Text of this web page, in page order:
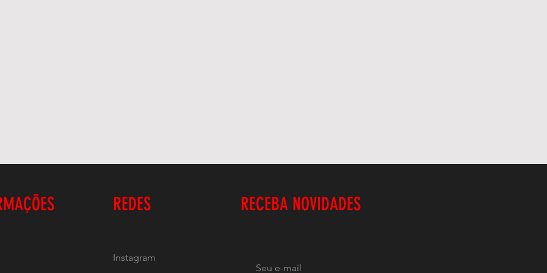
REDES RECEBA NOVIDADES
Instagram